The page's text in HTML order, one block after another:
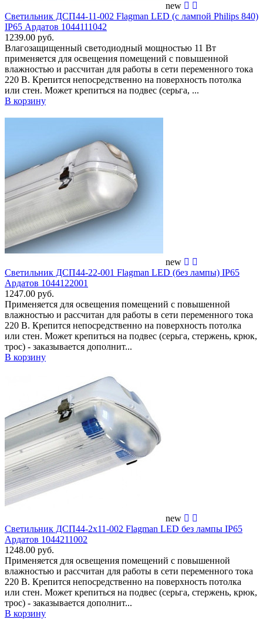
new
Светильник ДСП44-11-002 Flagman LED (с лампой Philips 840)
IP65 Ардатов 1044111042
1239.00 руб.
Влагозащищенный светодиодный мощностью 11 Вт
применяется для освещения помещений c повышенной
влажностью и рассчитан для работы в сети переменного тока
220 В. Крепится непосредственно на поверхность потолка
или стен. Может крепиться на подвес (серьга, ...
В корзину
new
Светильник ДСП44-22-001 Flagman LED (без лампы) IP65
Ардатов 1044122001
1247.00 руб.
Применяется для освещения помещений c повышенной
влажностью и рассчитан для работы в сети переменного тока
220 В. Крепится непосредственно на поверхность потолка
или стен. Может крепиться на подвес (серьга, стержень, крюк,
трос) - заказывается дополнит...
В корзину
new
Светильник ДСП44-2х11-002 Flagman LED без лампы IP65
Ардатов 1044211002
1248.00 руб.
Применяется для освещения помещений c повышенной
влажностью и рассчитан для работы в сети переменного тока
220 В. Крепится непосредственно на поверхность потолка
или стен. Может крепиться на подвес (серьга, стержень, крюк,
трос) - заказывается дополнит...
В корзину